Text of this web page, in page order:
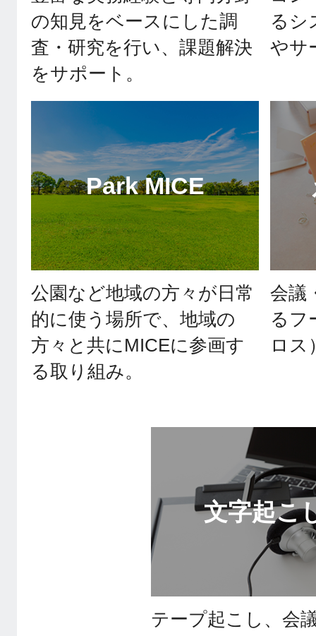
の知見をベースにした調
査・研究を行い、課題解決
をサポート。
るシ
やサ
Park MICE
公園など地域の⽅々が⽇常
的に使う場所で、地域の
⽅々と共にMICEに参画す
る取り組み。
会議
るフ
ロス
文字起こ
テープ起こし、会